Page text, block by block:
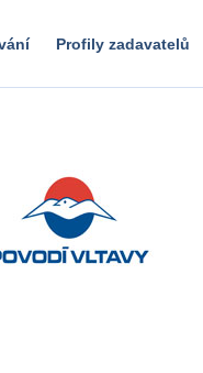
Profily zadavatelů